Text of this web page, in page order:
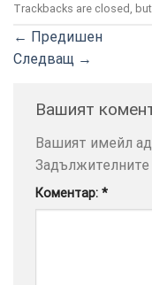
Trackbacks are closed,
← Предишен
Следващ →
Вашият
Вашият имейл
Задължителните
Коментар: *
× ТОЗИ
ИЗПОЛЗВА
ПОВЕЧЕ
МОЖЕТЕ
ДА